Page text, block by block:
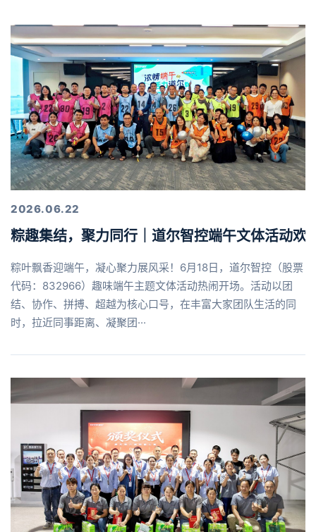
2026.06.22
粽趣集结，聚力同行｜道尔智控端午文体活动欢
粽叶飘香迎端午，凝心聚力展风采！6月18日，道尔智控（股票
代码：832966）趣味端午主题文体活动热闹开场。活动以团
结、协作、拼搏、超越为核心口号，在丰富大家团队生活的同
时，拉近同事距离、凝聚团···